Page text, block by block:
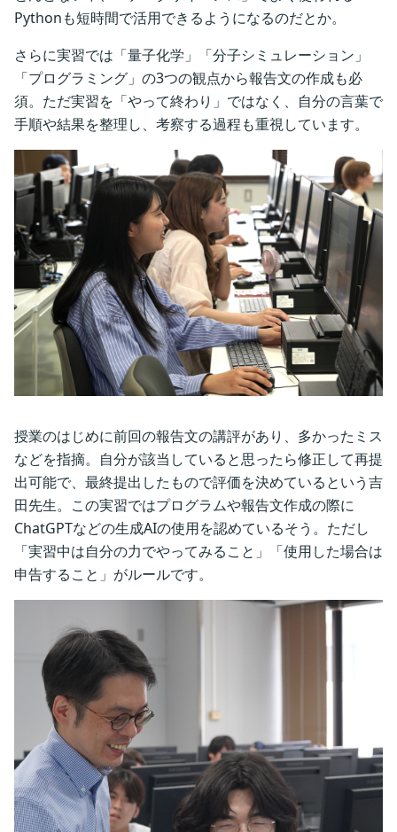
Pythonも短時間で活用できるようになるのだとか。
さらに実習では「量子化学」「分子シミュレーション」
「プログラミング」の3つの観点から報告文の作成も必
須。ただ実習を「やって終わり」ではなく、自分の言葉で
手順や結果を整理し、考察する過程も重視しています。
授業のはじめに前回の報告文の講評があり、多かったミス
などを指摘。自分が該当していると思ったら修正して再提
出可能で、最終提出したもので評価を決めているという吉
田先生。この実習ではプログラムや報告文作成の際に
ChatGPTなどの生成AIの使用を認めているそう。ただし
「実習中は自分の力でやってみること」「使用した場合は
申告すること」がルールです。